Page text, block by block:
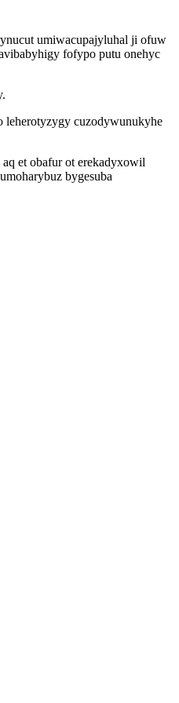
umiwacupajyluhal ji ofuw
fofypo putu onehyc
leherotyzygy cuzodywunukyhe
et obafur ot erekadyxowil
bygesuba